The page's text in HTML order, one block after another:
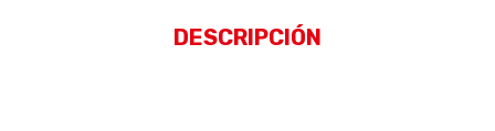
DESCRIPCIÓN